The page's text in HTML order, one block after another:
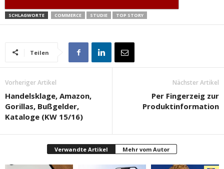
SCHLAGWORTE COMMERCE STUDIE TOP STORY
Teilen
Vorheriger Artikel
Handelsklage, Amazon,
Gorillas, Bußgelder,
Kataloge (KW 15/16)
Nächster Artikel
Per Fingerzeig zur
Produktinformation
Verwandte Artikel Mehr vom Autor